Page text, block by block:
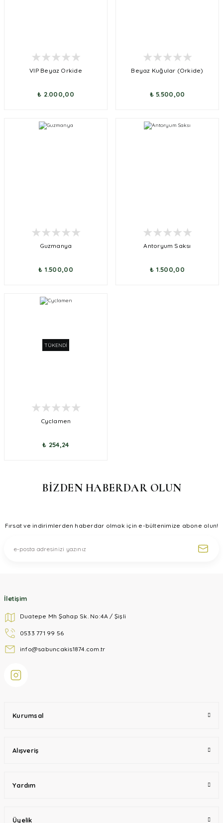
VIP Beyaz Orkide
₺ 2.000,00
Beyaz Kuğular (Orkide)
₺ 5.500,00
Guzmanya
₺ 1.500,00
Antoryum Saksı
₺ 1.500,00
TÜKENDİ
Cyclamen
₺ 254,24
BİZDEN HABERDAR OLUN
Fırsat ve indirimlerden haberdar olmak için e-bültenimize abone olun!
İletişim
Duatepe Mh Şahap Sk. No:4A / Şişli
0533 771 99 56
info@sabuncakis1874.com.tr
Kurumsal
Alışveriş
Yardım
Üyelik